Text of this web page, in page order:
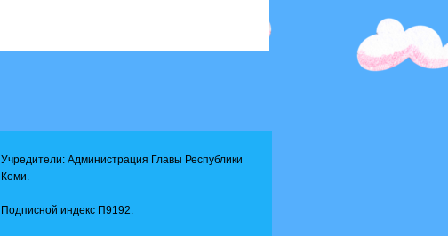
Учредители: Администрация Главы Республики
Коми.
Подписной индекс П9192.